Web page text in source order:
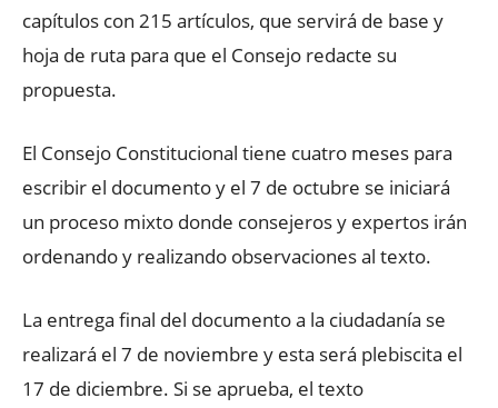
capítulos con 215 artículos, que servirá de base y
hoja de ruta para que el Consejo redacte su
propuesta.
El Consejo Constitucional tiene cuatro meses para
escribir el documento y el 7 de octubre se iniciará
un proceso mixto donde consejeros y expertos irán
ordenando y realizando observaciones al texto.
La entrega final del documento a la ciudadanía se
realizará el 7 de noviembre y esta será plebiscita el
17 de diciembre. Si se aprueba, el texto